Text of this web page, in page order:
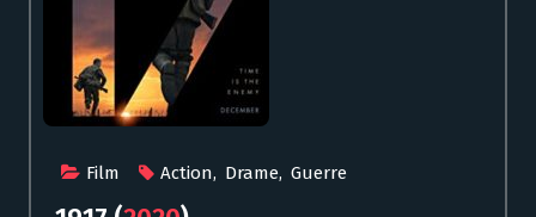
Film Action, Drame, Guerre